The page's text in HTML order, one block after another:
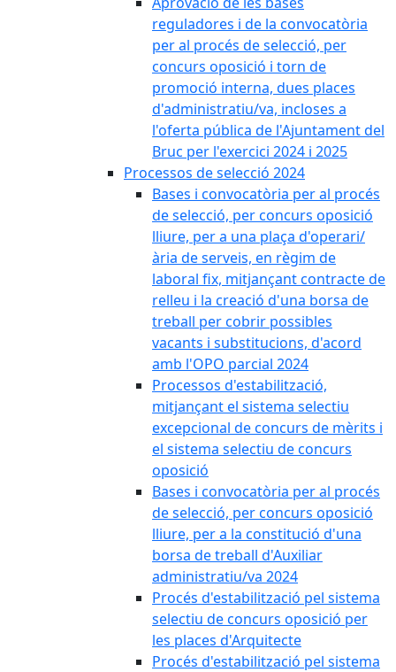
reguladores i de la convocatòria
per al procés de selecció, per
concurs oposició i torn de
promoció interna, dues places
d'administratiu/va, incloses a
l'oferta pública de l'Ajuntament del
Bruc per l'exercici 2024 i 2025
Processos de selecció 2024
Bases i convocatòria per al procés
de selecció, per concurs oposició
lliure, per a una plaça d'operari/
ària de serveis, en règim de
laboral fix, mitjançant contracte de
relleu i la creació d'una borsa de
treball per cobrir possibles
vacants i substitucions, d'acord
amb l'OPO parcial 2024
Processos d'estabilització,
mitjançant el sistema selectiu
excepcional de concurs de mèrits i
el sistema selectiu de concurs
oposició
Bases i convocatòria per al procés
de selecció, per concurs oposició
lliure, per a la constitució d'una
borsa de treball d'Auxiliar
administratiu/va 2024
Procés d'estabilització pel sistema
selectiu de concurs oposició per
les places d'Arquitecte
Procés d'estabilització pel sistema